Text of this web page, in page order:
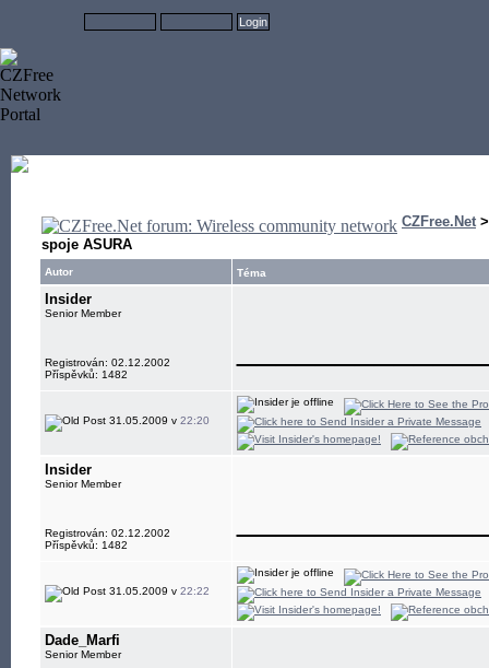
CZFree.Net
spoje ASURA
Autor Téma
Insider
Senior Member
Registrován: 02.12.2002
Příspěvků: 1482
31.05.2009 v 22:20
Insider
Senior Member
Registrován: 02.12.2002
Příspěvků: 1482
31.05.2009 v 22:22
Dade_Marfi
Senior Member